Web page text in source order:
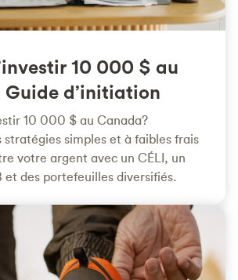
10 000 $ au
d’initiation
10 000 $ au Canada?
stratégies simples et à faibles frais
votre argent avec un CÉLI, un
et des portefeuilles diversifiés.